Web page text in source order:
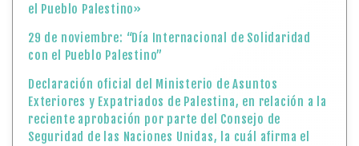
el Pueblo Palestino»
29 de noviembre: “Día Internacional de Solidaridad
con el Pueblo Palestino”
Declaración oficial del Ministerio de Asuntos
Exteriores y Expatriados de Palestina, en relación a la
reciente aprobación por parte del Consejo de
Seguridad de las Naciones Unidas, la cuál afirma el